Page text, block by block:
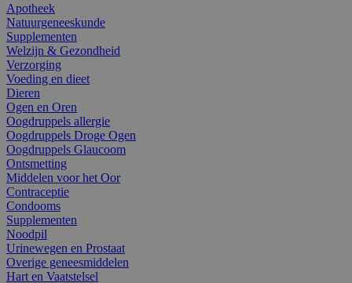
Apotheek
Natuurgeneeskunde
Supplementen
Welzijn & Gezondheid
Verzorging
Voeding en dieet
Dieren
Ogen en Oren
Oogdruppels allergie
Oogdruppels Droge Ogen
Oogdruppels Glaucoom
Ontsmetting
Middelen voor het Oor
Contraceptie
Condooms
Supplementen
Noodpil
Urinewegen en Prostaat
Overige geneesmiddelen
Hart en Vaatstelsel